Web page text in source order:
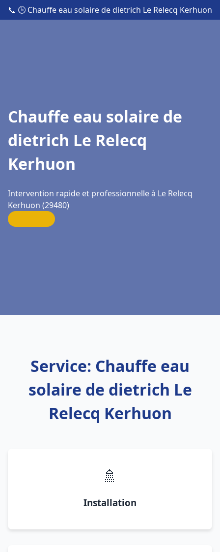
📞 🕒 Chauffe eau solaire de dietrich Le Relecq Kerhuon
Chauffe eau solaire de
dietrich Le Relecq
Kerhuon
Intervention rapide et professionnelle à Le Relecq
Kerhuon (29480)
Service: Chauffe eau
solaire de dietrich Le
Relecq Kerhuon
🚿
Installation